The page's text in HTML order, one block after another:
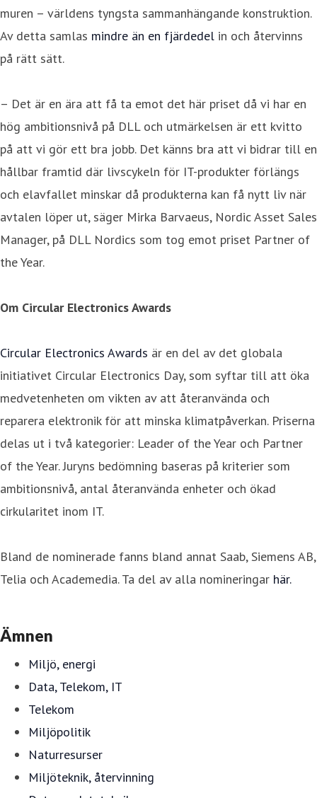
muren – världens tyngsta sammanhängande konstruktion.
Av detta samlas mindre än en fjärdedel in och återvinns
på rätt sätt.
– Det är en ära att få ta emot det här priset då vi har en
hög ambitionsnivå på DLL och utmärkelsen är ett kvitto
på att vi gör ett bra jobb. Det känns bra att vi bidrar till en
hållbar framtid där livscykeln för IT-produkter förlängs
och elavfallet minskar då produkterna kan få nytt liv när
avtalen löper ut, säger Mirka Barvaeus, Nordic Asset Sales
Manager, på DLL Nordics som tog emot priset Partner of
the Year.
Om Circular Electronics Awards
Circular Electronics Awards är en del av det globala
initiativet Circular Electronics Day, som syftar till att öka
medvetenheten om vikten av att återanvända och
reparera elektronik för att minska klimatpåverkan. Priserna
delas ut i två kategorier: Leader of the Year och Partner
of the Year. Juryns bedömning baseras på kriterier som
ambitionsnivå, antal återanvända enheter och ökad
cirkularitet inom IT.
Bland de nominerade fanns bland annat Saab, Siemens AB,
Telia och Academedia. Ta del av alla nomineringar här.
Ämnen
Miljö, energi
Data, Telekom, IT
Telekom
Miljöpolitik
Naturresurser
Miljöteknik, återvinning